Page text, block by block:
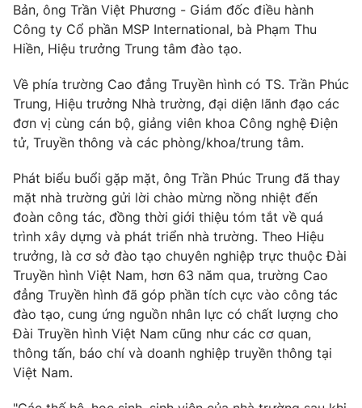
Hậu trường
Nhân vật
Giải sao mai
Điện ảnh
Âm nhạc
Sao
Đời sống
Làm đẹp
Chất lượng cuộc sống
Giáo dục
Tuyển sinh
Học trực tuyến
Công nghệ
Sản phẩm
Thị trường
Tư vấn
Giao lưu trực tuyến
Lịch phát sóng
Chuyên mục khác
Emagazine Podcast
Photo Infographic
Bản, ông Trần Việt Phương - Giám đốc điều hành
Công ty Cổ phần MSP International, bà Phạm Thu
Hiền, Hiệu trưởng Trung tâm đào tạo.
Về phía trường Cao đẳng Truyền hình có TS. Trần Phúc
Trung, Hiệu trưởng Nhà trường, đại diện lãnh đạo các
đơn vị cùng cán bộ, giảng viên khoa Công nghệ Điện
tử, Truyền thông và các phòng/khoa/trung tâm.
Phát biểu buổi gặp mặt, ông Trần Phúc Trung đã thay
mặt nhà trường gửi lời chào mừng nồng nhiệt đến
đoàn công tác, đồng thời giới thiệu tóm tắt về quá
trình xây dựng và phát triển nhà trường. Theo Hiệu
trưởng, là cơ sở đào tạo chuyên nghiệp trực thuộc Đài
Truyền hình Việt Nam, hơn 63 năm qua, trường Cao
đẳng Truyền hình đã góp phần tích cực vào công tác
đào tạo, cung ứng nguồn nhân lực có chất lượng cho
Đài Truyền hình Việt Nam cũng như các cơ quan,
thông tấn, báo chí và doanh nghiệp truyền thông tại
Việt Nam.